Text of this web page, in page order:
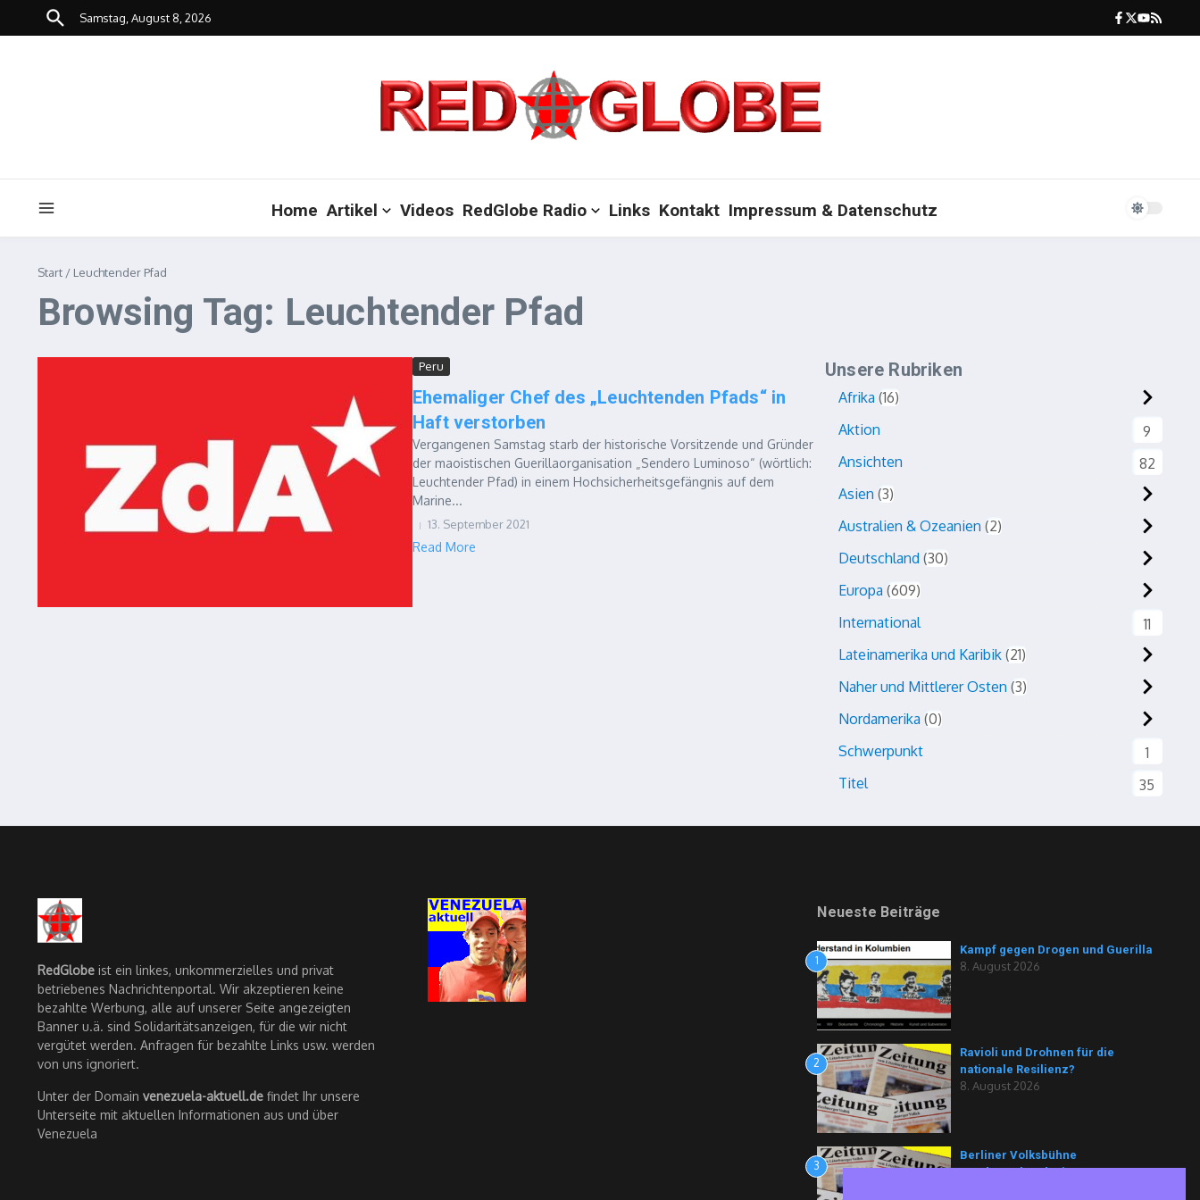
Zum Inhalt springen
Samstag, August 8, 2026
Home Artikel Videos RedGlobe Radio Links Kontakt Impressum & Datenschutz
Start / Leuchtender Pfad
Browsing Tag: Leuchtender Pfad
Peru
Ehemaliger Chef des „Leuchtenden Pfads“ in
Haft verstorben
Vergangenen Samstag starb der historische Vorsitzende und Gründer
der maoistischen Guerillaorganisation „Sendero Luminoso“ (wörtlich:
Leuchtender Pfad) in einem Hochsicherheitsgefängnis auf dem
Marine...
13. September 2021
Read More
Unsere Rubriken
Afrika 16
Aktion
9
Ansichten
82
Asien 3
Australien & Ozeanien 2
Deutschland 30
Europa 609
International
11
Lateinamerika und Karibik 21
Naher und Mittlerer Osten 3
Nordamerika 0
Schwerpunkt
1
Titel
35
RedGlobe ist ein linkes, unkommerzielles und privat
betriebenes Nachrichtenportal. Wir akzeptieren keine
bezahlte Werbung, alle auf unserer Seite angezeigten
Banner u.ä. sind Solidaritätsanzeigen, für die wir nicht
vergütet werden. Anfragen für bezahlte Links usw. werden
von uns ignoriert.
Unter der Domain venezuela-aktuell.de findet Ihr unsere
Unterseite mit aktuellen Informationen aus und über
Venezuela
Neueste Beiträge
1
Kampf gegen Drogen und Guerilla
8. August 2026
2
Ravioli und Drohnen für die
nationale Resilienz?
8. August 2026
3
Berliner Volksbühne
vorübergehend mit